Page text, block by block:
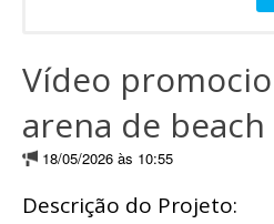
Vídeo
arena de
18/05/2026 às 10:55
Descrição do Projeto: